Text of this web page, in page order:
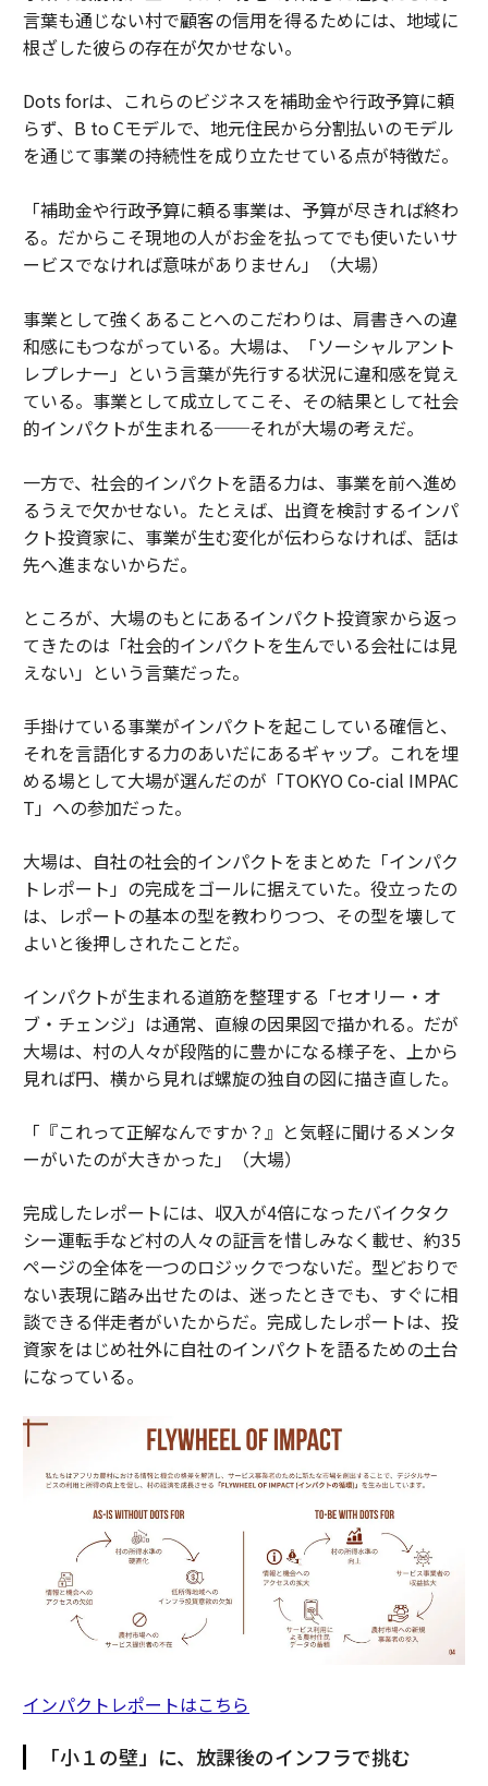
言葉も通じない村で顧客の信用を得るためには、地域に
根ざした彼らの存在が欠かせない。
Dots forは、これらのビジネスを補助金や行政予算に頼
らず、B to Cモデルで、地元住民から分割払いのモデル
を通じて事業の持続性を成り立たせている点が特徴だ。
「補助金や行政予算に頼る事業は、予算が尽きれば終わ
る。だからこそ現地の人がお金を払ってでも使いたいサ
ービスでなければ意味がありません」（大場）
事業として強くあることへのこだわりは、肩書きへの違
和感にもつながっている。大場は、「ソーシャルアント
レプレナー」という言葉が先行する状況に違和感を覚え
ている。事業として成立してこそ、その結果として社会
的インパクトが生まれる──それが大場の考えだ。
一方で、社会的インパクトを語る力は、事業を前へ進め
るうえで欠かせない。たとえば、出資を検討するインパ
クト投資家に、事業が生む変化が伝わらなければ、話は
先へ進まないからだ。
ところが、大場のもとにあるインパクト投資家から返っ
てきたのは「社会的インパクトを生んでいる会社には見
えない」という言葉だった。
手掛けている事業がインパクトを起こしている確信と、
それを言語化する力のあいだにあるギャップ。これを埋
める場として大場が選んだのが「TOKYO Co-cial IMPAC
T」への参加だった。
大場は、自社の社会的インパクトをまとめた「インパク
トレポート」の完成をゴールに据えていた。役立ったの
は、レポートの基本の型を教わりつつ、その型を壊して
よいと後押しされたことだ。
インパクトが生まれる道筋を整理する「セオリー・オ
ブ・チェンジ」は通常、直線の因果図で描かれる。だが
大場は、村の人々が段階的に豊かになる様子を、上から
見れば円、横から見れば螺旋の独自の図に描き直した。
「『これって正解なんですか？』と気軽に聞けるメンタ
ーがいたのが大きかった」（大場）
完成したレポートには、収入が4倍になったバイクタク
シー運転手など村の人々の証言を惜しみなく載せ、約35
ページの全体を一つのロジックでつないだ。型どおりで
ない表現に踏み出せたのは、迷ったときでも、すぐに相
談できる伴走者がいたからだ。完成したレポートは、投
資家をはじめ社外に自社のインパクトを語るための土台
になっている。
インパクトレポートはこちら
「小１の壁」に、放課後のインフラで挑む